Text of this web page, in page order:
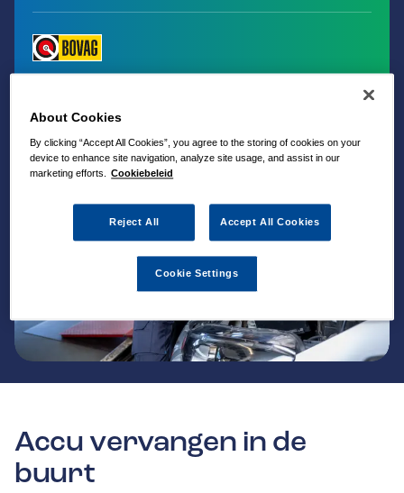
Accu vervangen in de
buurt
About Cookies
By clicking “Accept All Cookies”, you agree to the storing of cookies on your
device to enhance site navigation, analyze site usage, and assist in our
marketing efforts.
Cookiebeleid
Reject All Accept All Cookies
Cookie Settings